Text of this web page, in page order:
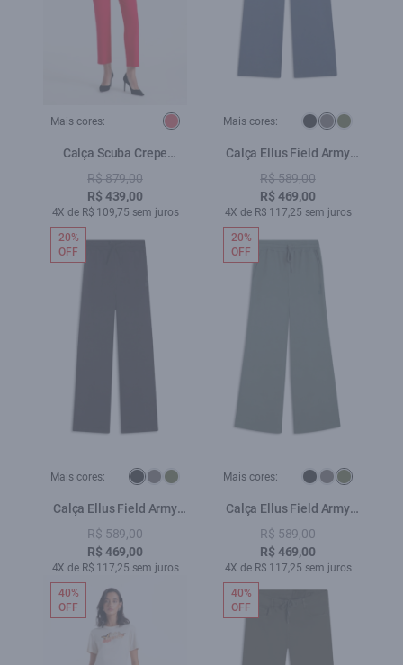
Mais cores:
Calça Scuba Crepe
Trapezio Vermelho
R$ 879,00
R$ 439,00
4X de R$ 109,75 sem juros
Mais cores:
Calça Ellus Field Army
Wide Leg Petroleo
R$ 589,00
R$ 469,00
4X de R$ 117,25 sem juros
Mais cores:
Calça Ellus Field Army
Wide Leg Preto
R$ 589,00
R$ 469,00
4X de R$ 117,25 sem juros
20%
OFF
Mais cores:
Calça Ellus Field Army
Wide Leg Verde Militar
R$ 589,00
R$ 469,00
4X de R$ 117,25 sem juros
20%
OFF
40%
OFF
40%
OFF